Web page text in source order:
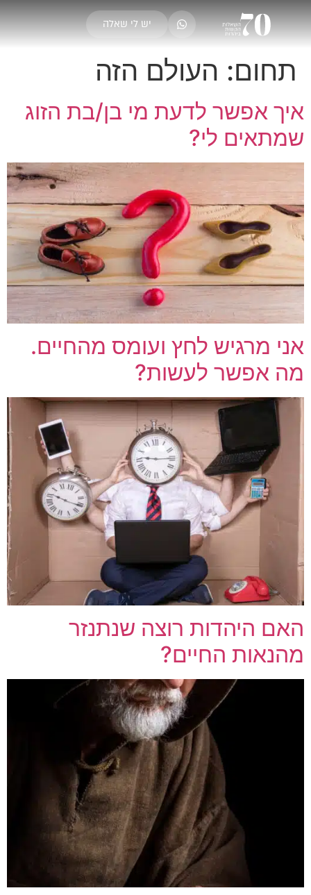
יש לי שאלה
תחום: העולם הזה
איך אפשר לדעת מי בן/בת הזוג
שמתאים לי?
אני מרגיש לחץ ועומס מהחיים.
מה אפשר לעשות?
האם היהדות רוצה שנתנזר
מהנאות החיים?